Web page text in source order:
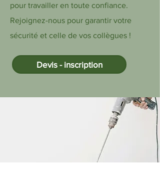
pour travailler en toute confiance.
Rejoignez-nous pour garantir votre
sécurité et celle de vos collègues !
Devis - inscription